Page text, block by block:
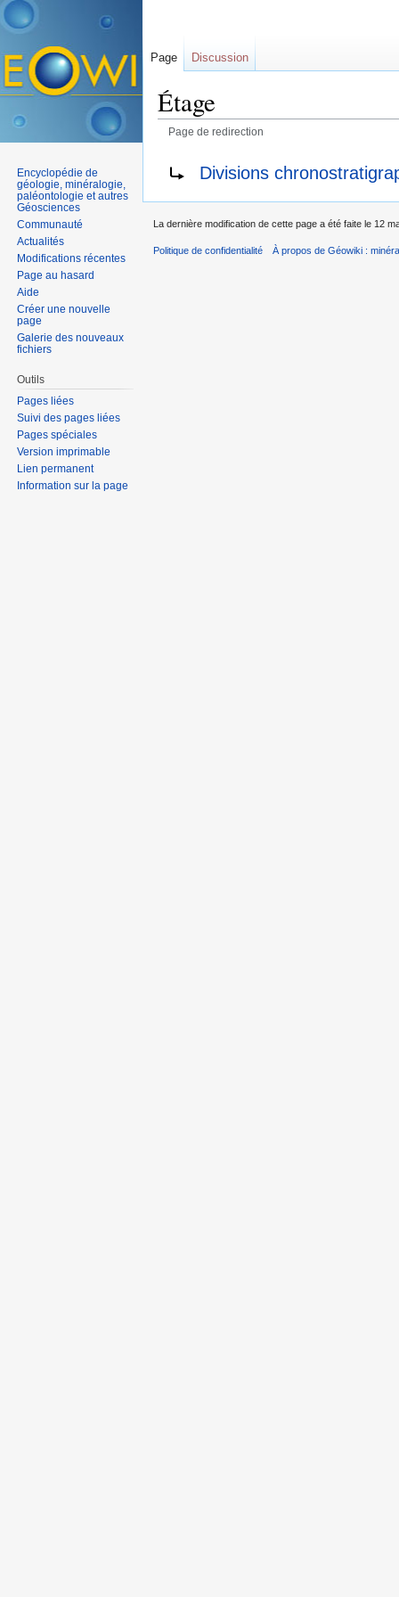
Étage
Page de redirection
Rediriger vers :
Divisions
Page Discussion
Encyclopédie de
géologie, minéralogie,
paléontologie et autres
Géosciences
Communauté
Actualités
Modifications récentes
Page au hasard
Aide
Créer une nouvelle
page
Galerie des nouveaux
fichiers
Outils
Pages liées
Suivi des pages liées
Pages spéciales
Version imprimable
Lien permanent
Information sur la page
La dernière modification de cette page a été faite le 12
Politique de confidentialité À propos de Géowiki :